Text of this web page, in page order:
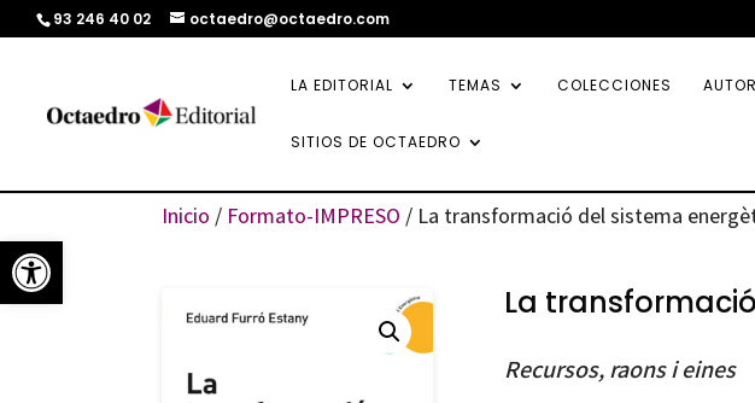
Abrir barra de herramientas
93 246 40 02 octaedro@octaedro.com
LA EDITORIAL TEMAS COLECCIONES
SITIOS DE OCTAEDRO
Inicio / Formato-IMPRESO / La transformació del sistema
La
Recursos, raons i eines